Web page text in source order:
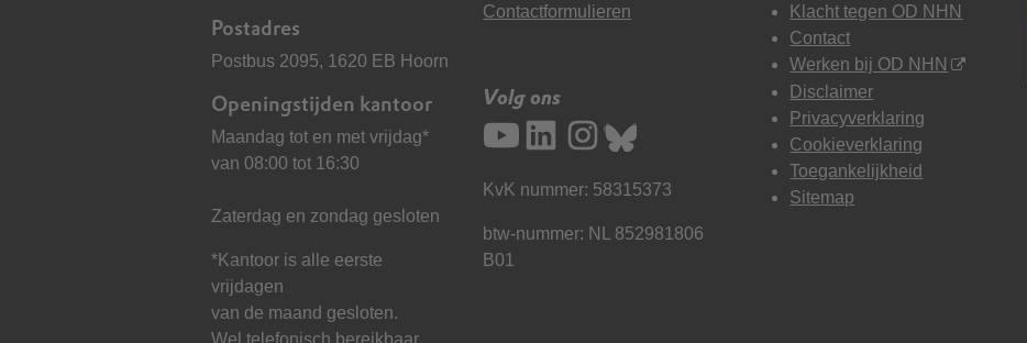
Postadres
Postbus 2095, 1620 EB Hoorn
Openingstijden kantoor
Maandag tot en met vrijdag*
van 08:00 tot 16:30
Zaterdag en zondag gesloten
*Kantoor is alle eerste
vrijdagen
van de maand gesloten.
Contactformulieren
Volg ons
KvK nummer: 58315373
btw-nummer: NL 852981806
B01
Klacht tegen OD NHN
Contact
Werken bij OD NHN
Disclaimer
Privacyverklaring
Cookieverklaring
Toegankelijkheid
Sitemap